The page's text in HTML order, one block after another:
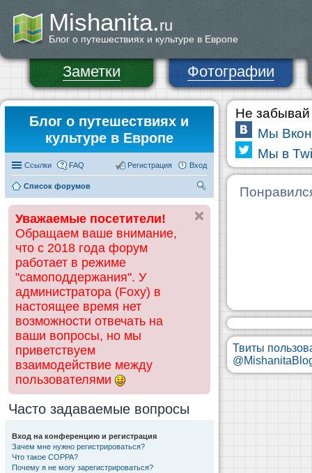
Mishanita.ru
Блог о путешествиях и культуре в Европе
Заметки Фотографии
Блог о путешествиях и
культуре в Европе
Ссылки FAQ Вход
Регистрация
Список форумов
ск
Уважаемые посетители!
Обращаем ваше внимание,
что с 2018 года форум
работает в режиме
"самоподдержания". У
администратора (Foxy) в
настоящее время нет
возможности отвечать на
ваши вопросы, но мы
приветствуем
взаимодействие между
пользователями
Часто задаваемые вопросы
Вход на конференцию и регистрация
Зачем мне нужно регистрироваться?
Что такое COPPA?
Почему я не могу зарегистрироваться?
Не забывай
Мы
Мы в
Твиты